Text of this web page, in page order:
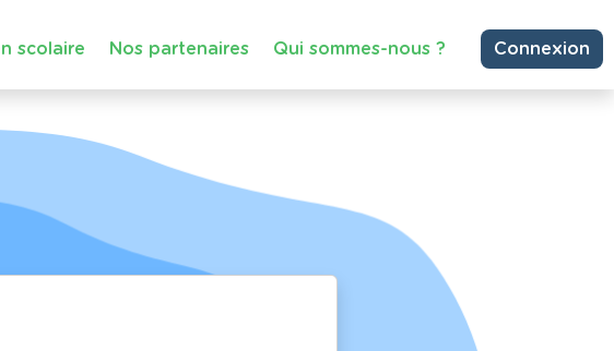
scolaire Nos partenaires Qui sommes-nous ? Connexion